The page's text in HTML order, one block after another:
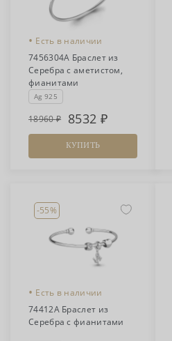
• Есть в наличии
7456304А Браслет из
Серебра с аметистом,
фианитами
Ag 925
18960 8532
КУПИТЬ
-55%
• Есть в наличии
74412А Браслет из
Серебра с фианитами